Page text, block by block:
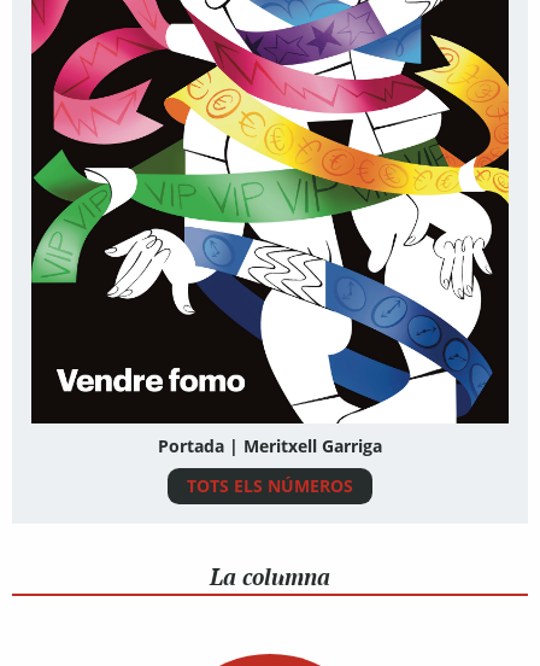
Portada | Meritxell Garriga
TOTS ELS NÚMEROS
La columna